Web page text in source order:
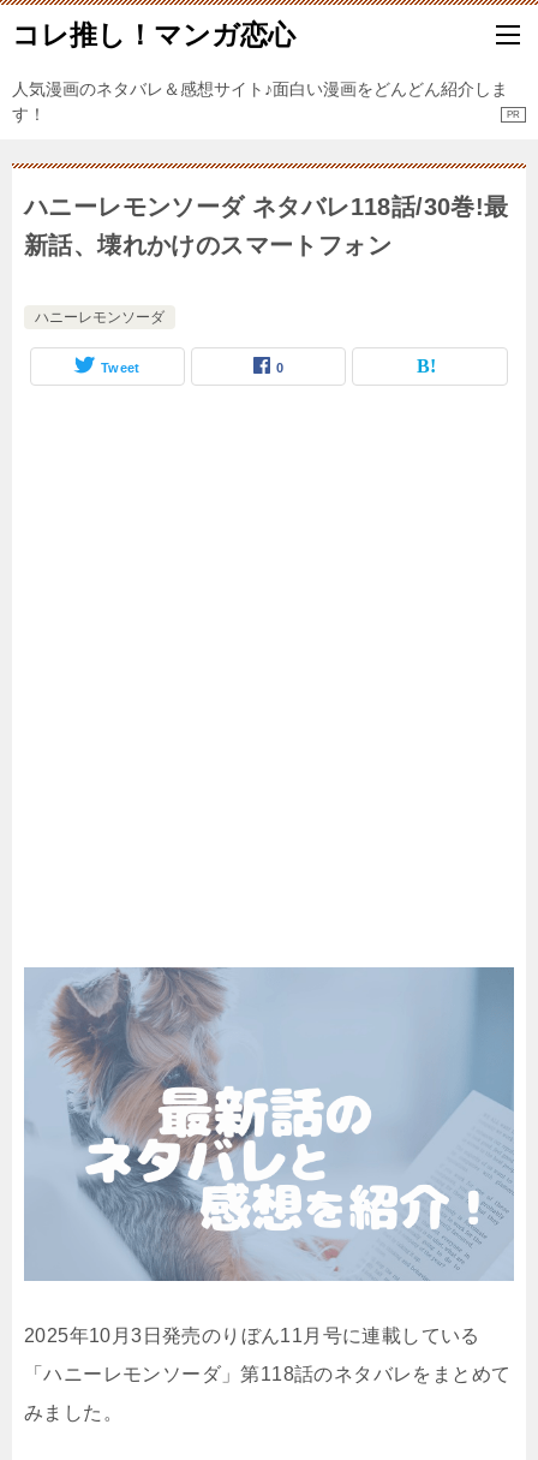
コレ推し！マンガ恋心
人気漫画のネタバレ＆感想サイト♪面白い漫画をどんどん紹介しま
す！
ハニーレモンソーダ ネタバレ118話/30巻!最
新話、壊れかけのスマートフォン
ハニーレモンソーダ
Tweet 0
2025年10月3日発売のりぼん11月号に連載している
「ハニーレモンソーダ」第118話のネタバレをまとめて
みました。